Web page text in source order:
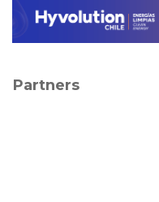
Partners